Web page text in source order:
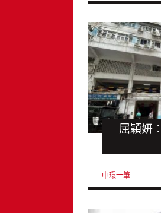
屈穎妍
中環一筆